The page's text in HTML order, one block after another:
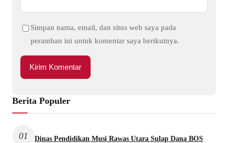
Simpan nama, email, dan situs web saya pada
peramban ini untuk komentar saya berikutnya.
Berita Populer
01
Dinas Pendidikan Musi Rawas Utara Sulap Dana BOS